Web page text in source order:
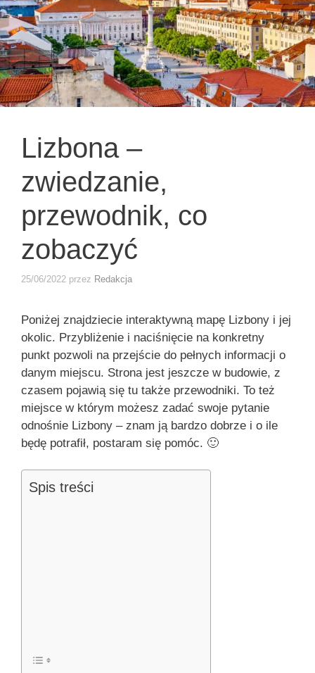
Lizbona –
zwiedzanie,
przewodnik, co
zobaczyć
25/06/2022 przez Redakcja
Poniżej znajdziecie interaktywną mapę Lizbony i jej
okolic. Przybliżenie i naciśnięcie na konkretny
punkt pozwoli na przejście do pełnych informacji o
danym miejscu. Strona jest jeszcze w budowie, z
czasem pojawią się tu także przewodniki. To też
miejsce w którym możesz zadać swoje pytanie
odnośnie Lizbony – znam ją bardzo dobrze i o ile
będę potrafił, postaram się pomóc. 🙂
Spis treści